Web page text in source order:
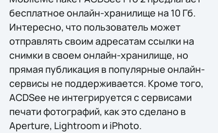
бесплатное онлайн-хранилище на 10 Гб.
Интересно, что пользователь может
отправлять своим адресатам ссылки на
снимки в своем онлайн-хранилище, но
прямая публикация в популярные онлайн-
сервисы не поддерживается. Кроме того,
ACDSee не интегрируется с сервисами
печати фотографий, как это сделано в
Aperture, Lightroom и iPhoto.